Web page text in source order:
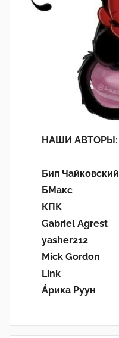
НАШИ АВТОРЫ:
Бип Чайковский
БМакс
КПК
Gabriel Agrest
yasher212
Mick Gordon
Link
Áрика Руун